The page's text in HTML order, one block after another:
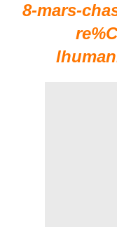
8-mars-